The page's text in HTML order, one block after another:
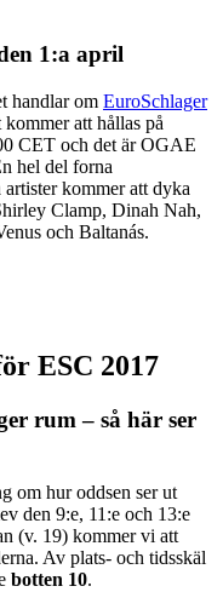
1:a april
handlar om EuroSchlager
kommer att hållas på
CET och det är OGAE
hel del forna
kommer att dyka
Clamp, Dinah Nah,
och Baltanás.
ESC 2017
rum – så här ser
om hur oddsen ser ut
den 9:e, 11:e och 13:e
(v. 19) kommer vi att
Av plats- och tidsskäl
botten 10.